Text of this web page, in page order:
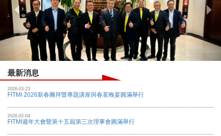
最新消息
2026-03-23
FITMI 2026新春團拜暨專題講座與春茗晚宴圓滿舉行
2026-02-04
FITMI週年大會暨第十五屆第三次理事會圓滿舉行